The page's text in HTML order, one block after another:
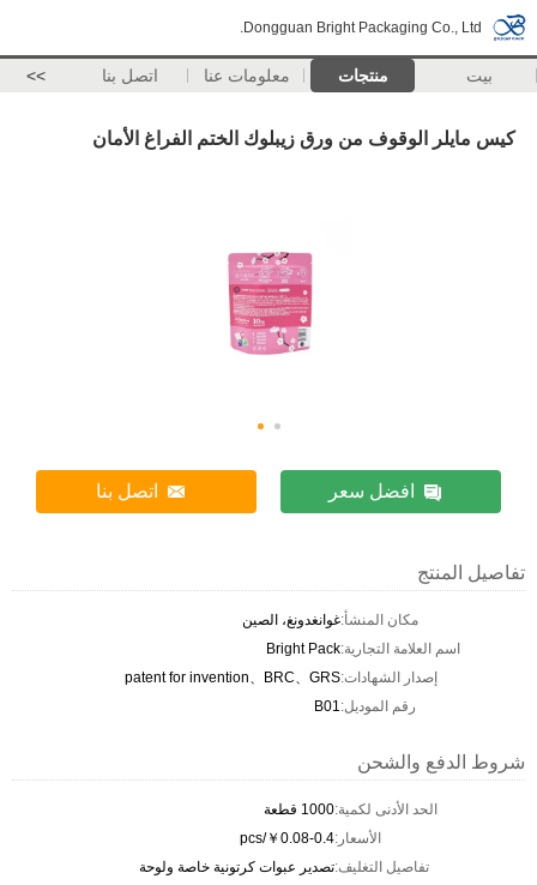
Dongguan Bright Packaging Co., Ltd.
بيت منتجات معلومات عنا اتصل بنا >>
كيس مايلر الوقوف من ورق زيبلوك الختم الفراغ الأمان
افضل سعر اتصل بنا
تفاصيل المنتج
مكان المنشأ:غوانغدونغ، الصين
اسم العلامة التجارية:Bright Pack
إصدار الشهادات:patent for invention、BRC、GRS
رقم الموديل:B01
شروط الدفع والشحن
الحد الأدنى لكمية:1000 قطعة
الأسعار:￥0.08-0.4/pcs
تفاصيل التغليف:تصدير عبوات كرتونية خاصة ولوحة